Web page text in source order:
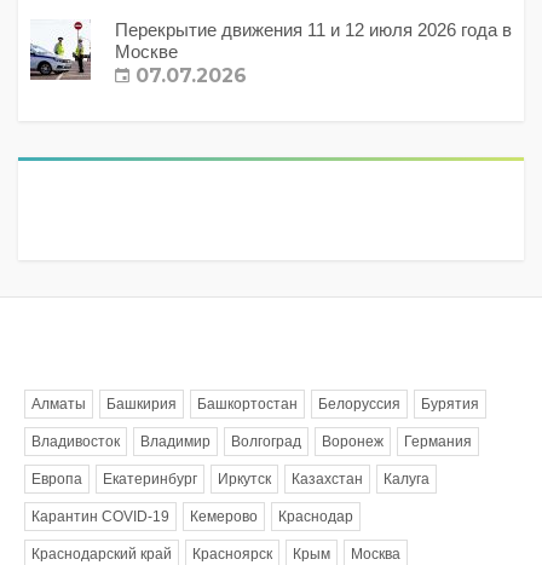
Перекрытие движения 11 и 12 июля 2026 года в
Москве
07.07.2026
Алматы Башкирия Башкортостан Белоруссия Бурятия
Владивосток Владимир Волгоград Воронеж Германия
Европа Екатеринбург Иркутск Казахстан Калуга
Карантин COVID-19 Кемерово Краснодар
Краснодарский край Красноярск Крым Москва